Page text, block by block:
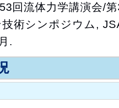
回流体力学講演会/
技術シンポジウム,
.